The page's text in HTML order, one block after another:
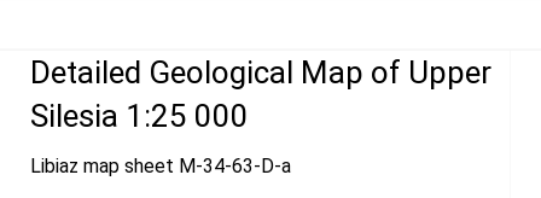
Detailed Geological Map of Upper
Silesia 1:25 000
Libiaz map sheet M-34-63-D-a